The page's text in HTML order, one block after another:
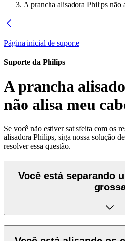
A prancha alisadora Philips não
Página inicial de suporte
Suporte da Philips
A prancha
não alisa meu
Se você não estiver satisfeita com os
alisadora Philips, siga nossa solução
resolver essa questão.
Você está separando